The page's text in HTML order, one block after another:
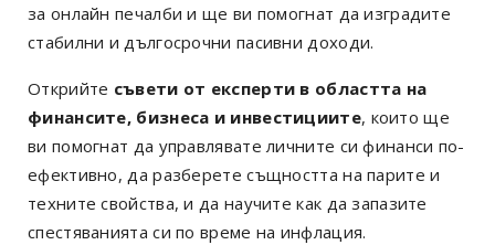
за онлайн печалби и ще ви помогнат да изградите
стабилни и дългосрочни пасивни доходи.
Открийте съвети от експерти в областта на
финансите, бизнеса и инвестициите, които ще
ви помогнат да управлявате личните си финанси по-
ефективно, да разберете същността на парите и
техните свойства, и да научите как да запазите
спестяванията си по време на инфлация.